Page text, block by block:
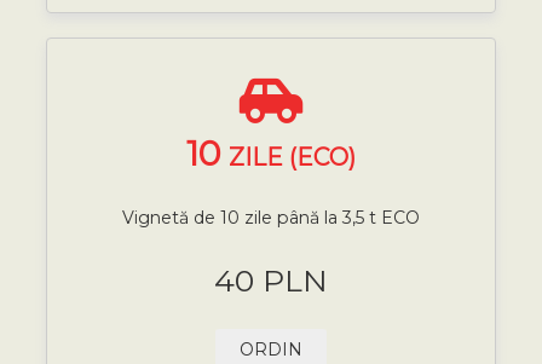
10 ZILE (ECO)
Vignetă de 10 zile până la 3,5 t ECO
40 PLN
ORDIN